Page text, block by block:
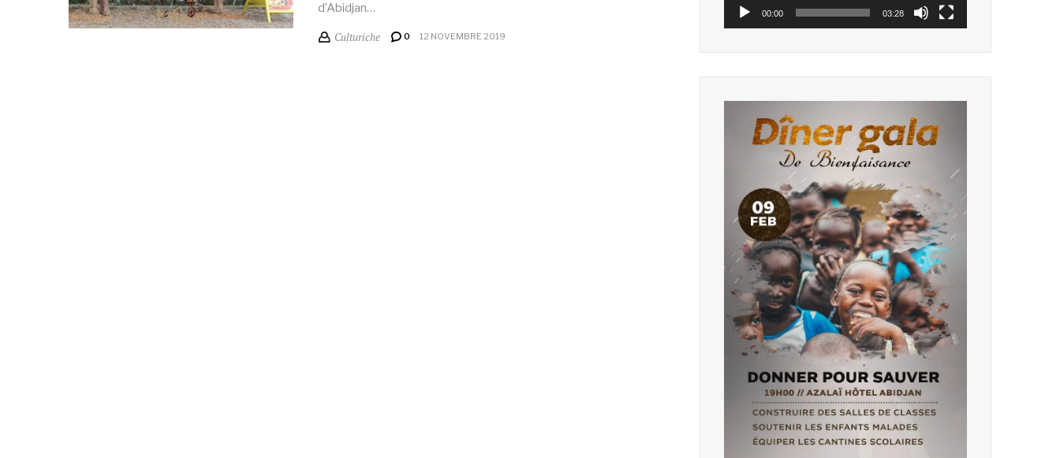
d’Abidjan…
Culturiche 0 12 NOVEMBRE 2019
00:00 03:28